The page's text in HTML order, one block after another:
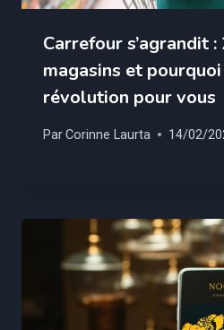
Carrefour s’agrandit
magasins et pourquoi
révolution pour vous
ParCorinne Laurta 14/02/